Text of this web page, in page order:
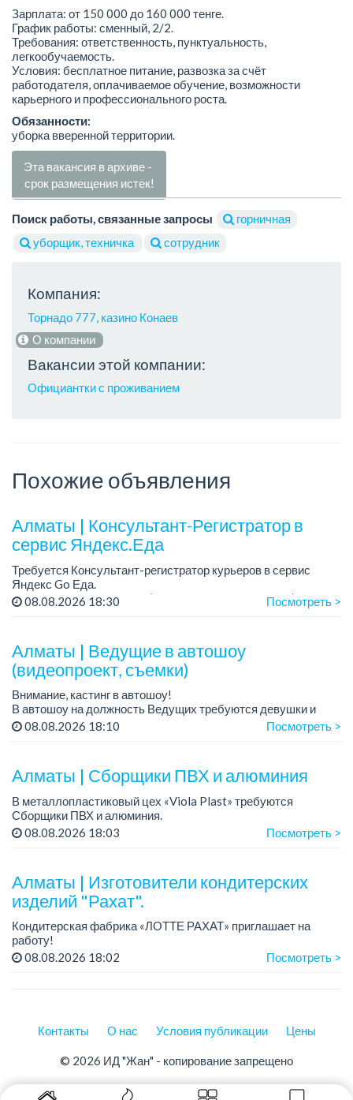
Зарплата: от 150 000 до 160 000 тенге.
График работы: сменный, 2/2.
Требования: ответственность, пунктуальность,
легкообучаемость.
Условия: бесплатное питание, развозка за счёт
работодателя, оплачиваемое обучение, возможности
карьерного и профессионального роста.
Обязанности:
уборка вверенной территории.
Эта вакансия в архиве -
срок размещения истек!
Поиск работы, связанные запросы
горничная
уборщик, техничка
сотрудник
Компания:
Торнадо 777, казино Конаев
О компании
Вакансии этой компании:
Официантки с проживанием
Похожие объявления
Алматы | Консультант-Регистратор в
сервис Яндекс.Еда
Требуется Консультант-регистратор курьеров в сервис
Яндекс Go Еда.
Условия: работа в офисе (Абылай хана - Макатаева).
08.08.2026 18:30 Посмотреть >
Алматы | Ведущие в автошоу
(видеопроект, съемки)
Внимание, кастинг в автошоу!
В автошоу на должность Ведущих требуются девушки и
парни. А также авто эксперты и авто перекупы.
08.08.2026 18:10 Посмотреть >
Алматы | Сборщики ПВХ и алюминия
В металлопластиковый цех «Viola Plast» требуются
Сборщики ПВХ и алюминия.
График работы: 5/2, с 08.00 до 17.00.
08.08.2026 18:03 Посмотреть >
Алматы | Изготовители кондитерских
изделий "Рахат".
Кондитерская фабрика «ЛОТТЕ РАХАТ» приглашает на
работу!
График работы: сменный.
08.08.2026 18:02 Посмотреть >
Контакты О нас Условия публикации Цены
© 2026 ИД "Жан" - копирование запрещено